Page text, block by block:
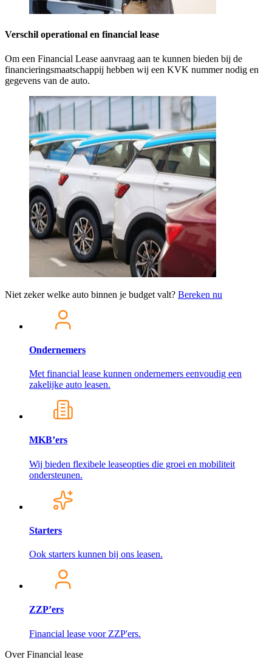
Verschil operational en financial lease
Om een Financial Lease aanvraag aan te kunnen bieden bij de
financieringsmaatschappij hebben wij een KVK nummer nodig en
gegevens van de auto.
Niet zeker welke auto binnen je budget valt? Bereken nu
Ondernemers
Met financial lease kunnen ondernemers eenvoudig een
zakelijke auto leasen.
MKB’ers
Wij bieden flexibele leaseopties die groei en mobiliteit
ondersteunen.
Starters
Ook starters kunnen bij ons leasen.
ZZP’ers
Financial lease voor ZZP'ers.
Over Financial lease